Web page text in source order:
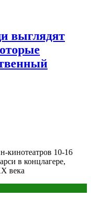
выглядят
кинотеатров 10-16
в концлагере,
века